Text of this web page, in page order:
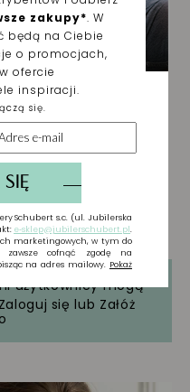
użytkownicy mogą
Zaloguj się lub Załóż